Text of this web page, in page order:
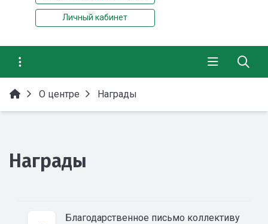
Личный кабинет
О центре Награды
Награды
Благодарственное письмо коллективу